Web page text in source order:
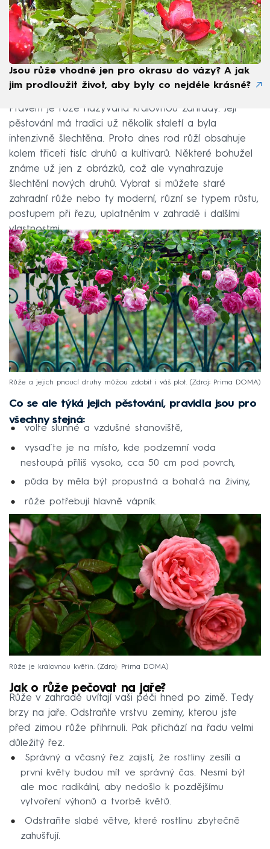
Jsou růže vhodné jen pro okrasu do vázy? A jak
jim prodloužit život, aby byly co nejdéle krásné?
Právem je růže nazývána královnou zahrady. Její
pěstování má tradici už několik staletí a byla
intenzivně šlechtěna. Proto dnes rod růží obsahuje
kolem třiceti tisíc druhů a kultivarů. Některé bohužel
známe už jen z obrázků, což ale vynahrazuje
šlechtění nových druhů. Vybrat si můžete staré
zahradní růže nebo ty moderní, různí se typem růstu,
postupem při řezu, uplatněním v zahradě i dalšími
vlastnostmi.
Růže a jejich pnoucí druhy můžou zdobit i váš plot. Zdroj: Prima DOMA
Co se ale týká jejich pěstování, pravidla jsou pro
všechny stejná:
volte slunné a vzdušné stanoviště,
vysaďte je na místo, kde podzemní voda
nestoupá příliš vysoko, cca 50 cm pod povrch,
půda by měla být propustná a bohatá na živiny,
růže potřebují hlavně vápník.
Růže je královnou květin. Zdroj: Prima DOMA
Jak o růže pečovat na jaře?
Růže v zahradě uvítají vaši péči hned po zimě. Tedy
brzy na jaře. Odstraňte vrstvu zeminy, kterou jste
před zimou růže přihrnuli. Pak přichází na řadu velmi
důležitý řez.
Správný a včasný řez zajistí, že rostliny zesílí a
první květy budou mít ve správný čas. Nesmí být
ale moc radikální, aby nedošlo k pozdějšímu
vytvoření výhonů a tvorbě květů.
Odstraňte slabé větve, které rostlinu zbytečně
zahušťují.